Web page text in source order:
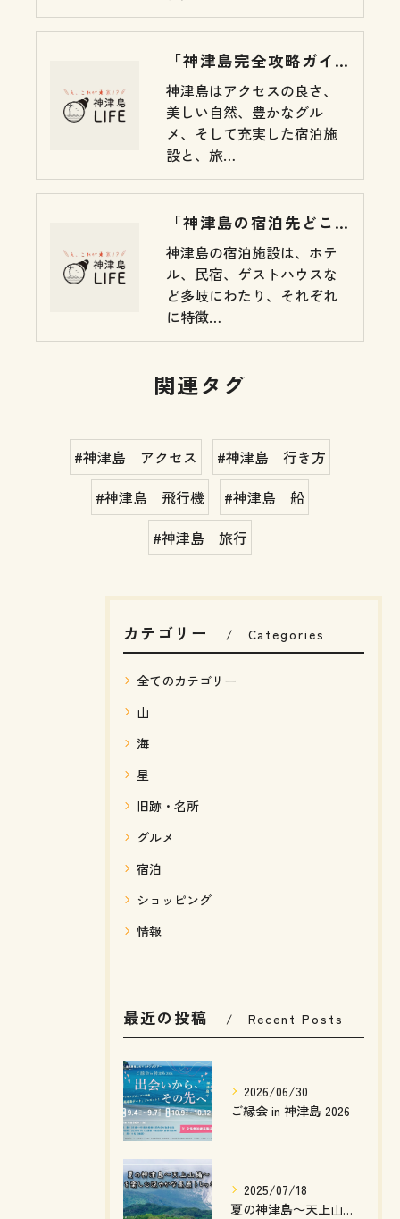
「神津島完全攻略ガイド：アクセス、観光スポット、グルメ、宿泊情報」
神津島はアクセスの良さ、
美しい自然、豊かなグル
メ、そして充実した宿泊施
設と、旅…
「神津島の宿泊先どこにする？？目的やスタイル別おすすめ宿紹介！」
神津島の宿泊施設は、ホテ
ル、民宿、ゲストハウスな
ど多岐にわたり、それぞれ
に特徴…
関連タグ
#神津島 アクセス
#神津島 行き方
#神津島 飛行機
#神津島 船
#神津島 旅行
カテゴリー Categories
全てのカテゴリー
山
海
星
旧跡・名所
グルメ
宿泊
ショッピング
情報
最近の投稿 Recent Posts
2026/06/30
ご縁会 in 神津島 2026
2025/07/18
夏の神津島～天上山編～ 絶景を楽しむ涼やかな高原トレッキング